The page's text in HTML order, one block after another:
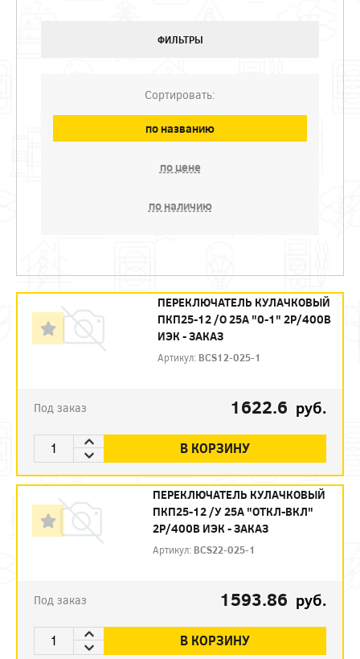
ФИЛЬТРЫ
Сортировать:
по названию
по цене
по наличию
ПЕРЕКЛЮЧАТЕЛЬ КУЛАЧКОВЫЙ
ПКП25-12 /О 25А "0-1" 2Р/400В
ИЭК - ЗАКАЗ
Артикул: BCS12-025-1
Под заказ 1622.6 руб.
В КОРЗИНУ
ПЕРЕКЛЮЧАТЕЛЬ КУЛАЧКОВЫЙ
ПКП25-12 /У 25А "ОТКЛ-ВКЛ"
2Р/400В ИЭК - ЗАКАЗ
Артикул: BCS22-025-1
Под заказ 1593.86 руб.
В КОРЗИНУ